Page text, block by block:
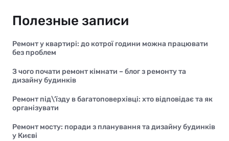
Полезные записи
Ремонт у квартирі: до котрої години можна працювати
без проблем
З чого почати ремонт кімнати – блог з ремонту та
дизайну будинків
Ремонт під\’їзду в багатоповерхівці: хто відповідає та як
організувати
Ремонт мосту: поради з планування та дизайну будинків
у Києві